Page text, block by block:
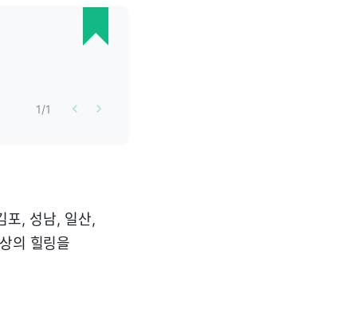
1/1
포, 성남, 일산,
의 힐링을